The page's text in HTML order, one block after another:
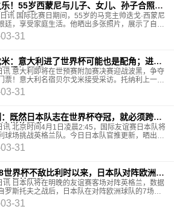
！55岁西蒙尼与儿子、女儿、孙子合照，
为疼爱
讯 国际比赛日期间，55岁的马竞主帅迭戈·西蒙尼
廷，享受家庭生活。他晒出多张照片，展示了自己
女儿以及孙子在一起的温馨时刻。在这篇
31
米：意大利进了世界杯可能也是配角；进不
得加图索
讯 意大利即将在世预赛附加赛决赛迎战波黑，争夺
票！意大利名宿贝尔戈米接受采访。托纳利上一场
尔戈米：“托纳利进球时，我说‘终于啊’
31
既然日本队志在世界杯夺冠，就必须跨越
样的强敌
讯 北京时间4月1日凌晨2:45，国际友谊赛日本队将
球场挑战英格兰队。今日日本队官推更新，晒出球
边刚在训练间隙的采访。渡边刚表示：“
31
世界杯不敌比利时以来，日本队对阵欧洲球
平保持不败
讯 日本队将在明晚的友谊赛客场对阵英格兰，数据
罗斯托夫之战后，日本队在对阵欧洲球队的7场比
了6胜1平的优异战绩。日本队在本月的友谊
31